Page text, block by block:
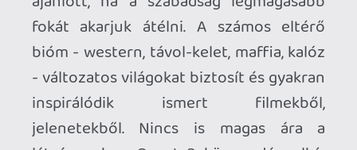
részleteiben, helyette hagy minket
elveszni az "ott vagyok" érzésben. Üzleti
szempontból talán nem volt jó ötlet a
tavalyi év legkiemeltebb VR
megjelenésével, a
Batman: Arkham
Shadow-al egyszerre indítani, de az Edge
magazin 2024 legjobb VR játékának